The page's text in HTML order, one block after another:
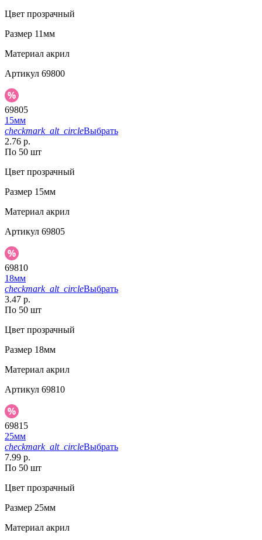
Цвет прозрачный
Размер 11мм
Материал акрил
Артикул 69800
69805
15мм
checkmark_alt_circleВыбрать
2.76 р.
По 50 шт
Цвет прозрачный
Размер 15мм
Материал акрил
Артикул 69805
69810
18мм
checkmark_alt_circleВыбрать
3.47 р.
По 50 шт
Цвет прозрачный
Размер 18мм
Материал акрил
Артикул 69810
69815
25мм
checkmark_alt_circleВыбрать
7.99 р.
По 50 шт
Цвет прозрачный
Размер 25мм
Материал акрил